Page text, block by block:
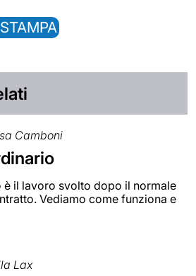
Camboni
il lavoro svolto dopo il normale
Vediamo come funziona e
Lax